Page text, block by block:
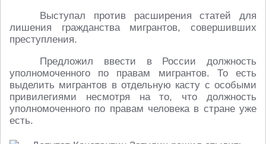
Выступал против расширения статей для
лишения гражданства мигрантов, совершивших
преступления.
Предложил ввести в России должность
уполномоченного по правам мигрантов. То есть
выделить мигрантов в отдельную касту с особыми
привилегиями несмотря на то, что должность
уполномоченного по правам человека в стране уже
есть.